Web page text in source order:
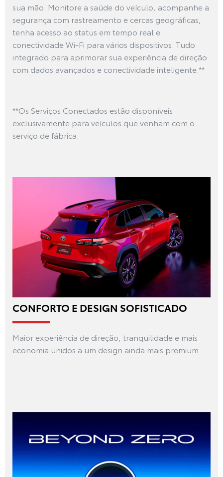
sua mão. Monitore a saúde do veículo, acompanhe a
segurança com rastreamento e cercas geográficas,
tenha acesso ao status em tempo real e
conectividade Wi-Fi para vários dispositivos. Tudo
integrado para aprimorar sua experiência de direção
com dados avançados e conectividade inteligente.**
**Os Serviços Conectados estão disponíveis
exclusivamente para veículos que venham com o
serviço de fábrica.
CONFORTO E DESIGN SOFISTICADO
Maior experiência de direção, tranquilidade e mais
economia unidos a um design ainda mais premium.